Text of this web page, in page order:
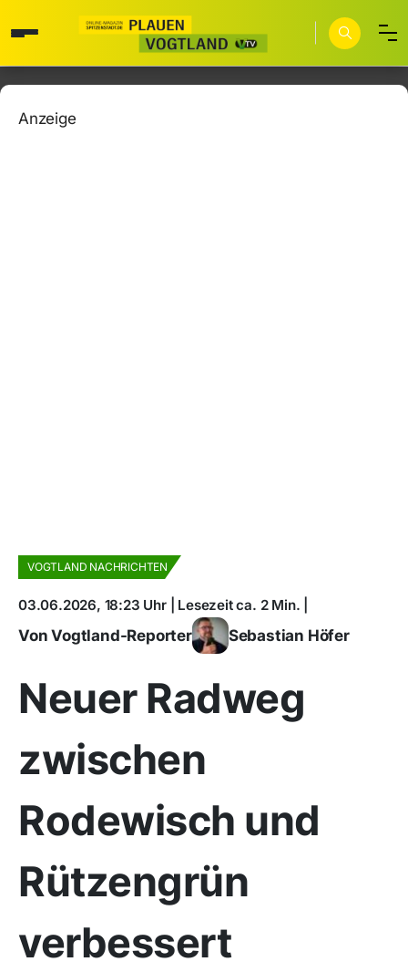
Anzeige
VOGTLAND NACHRICHTEN
03.06.2026, 18:23 Uhr | Lesezeit ca. 2 Min. |
Von Vogtland-Reporter Sebastian Höfer
Neuer Radweg
zwischen
Rodewisch und
Rützengrün
verbessert